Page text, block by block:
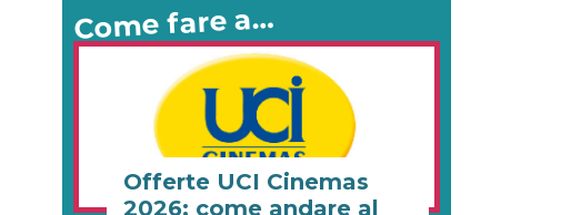
Come fare a…
Offerte UCI Cinemas
2026: come andare al